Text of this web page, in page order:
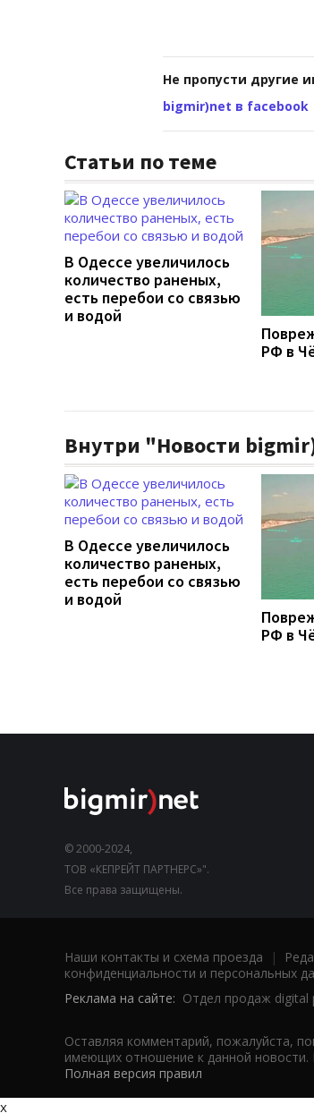
Не пропусти другие
bigmir)net в facebook
Статьи по теме
В Одессе увеличилось
количество раненых,
есть перебои со связью
и водой
РФ в
Внутри "Новости
В Одессе увеличилось
количество раненых,
есть перебои со связью
и водой
РФ в
© 2000-2024,
ТОВ «КЕПРЕЙТ ПАРТНЕРС»".
Все права защищены.
Наши контакты и схема проезда |
конфиденциальности и персональных
Реклама на сайте: Отдел продаж digital
Оставляя комментарий, пожалуйста,
имеющих отношение к данной новости.
Полная версия правил
x